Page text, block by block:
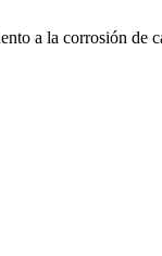
a la corrosión de